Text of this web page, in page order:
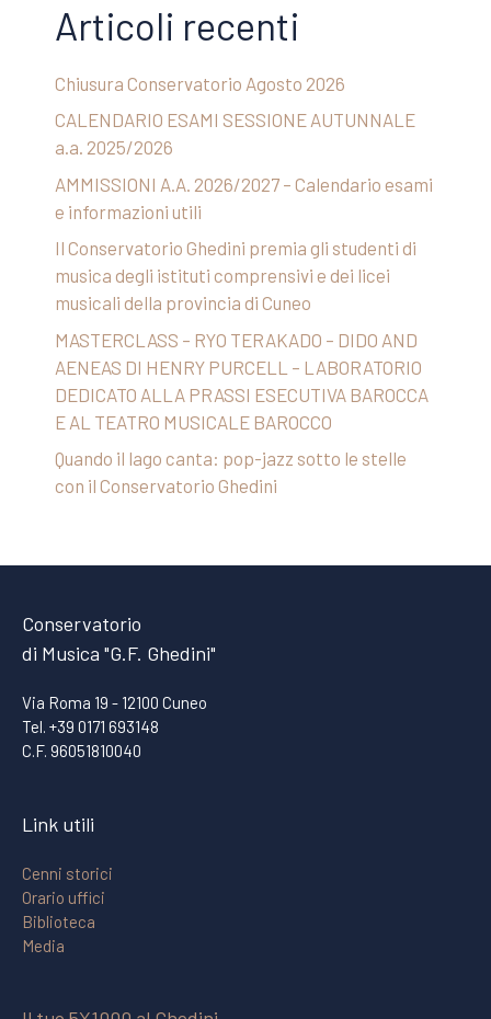
Articoli recenti
Chiusura Conservatorio Agosto 2026
CALENDARIO ESAMI SESSIONE AUTUNNALE
a.a. 2025/2026
AMMISSIONI A.A. 2026/2027 – Calendario esami
e informazioni utili
Il Conservatorio Ghedini premia gli studenti di
musica degli istituti comprensivi e dei licei
musicali della provincia di Cuneo
MASTERCLASS – RYO TERAKADO – DIDO AND
AENEAS DI HENRY PURCELL – LABORATORIO
DEDICATO ALLA PRASSI ESECUTIVA BAROCCA
E AL TEATRO MUSICALE BAROCCO
Quando il lago canta: pop-jazz sotto le stelle
con il Conservatorio Ghedini
Conservatorio
di Musica "G.F. Ghedini"
Via Roma 19 - 12100 Cuneo
Tel. +39 0171 693148
C.F. 96051810040
Link utili
Cenni storici
Orario uffici
Biblioteca
Media